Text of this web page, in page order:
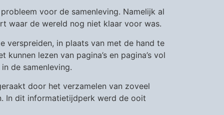
voor de samenleving. Namelijk al
waar de wereld nog niet klaar voor was.
verspreiden, in plaats van met de hand te
lezen van pagina’s en pagina’s vol
de samenleving.
door het verzamelen van zoveel
In dit informatietijdperk werd de ooit